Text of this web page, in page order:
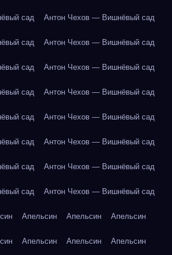
сад Антон Чехов — Вишнёвый сад
сад Антон Чехов — Вишнёвый сад
сад Антон Чехов — Вишнёвый сад
сад Антон Чехов — Вишнёвый сад
сад Антон Чехов — Вишнёвый сад
сад Антон Чехов — Вишнёвый сад
сад Антон Чехов — Вишнёвый сад
сад Антон Чехов — Вишнёвый сад
Апельсин Апельсин Апельсин
Апельсин Апельсин Апельсин